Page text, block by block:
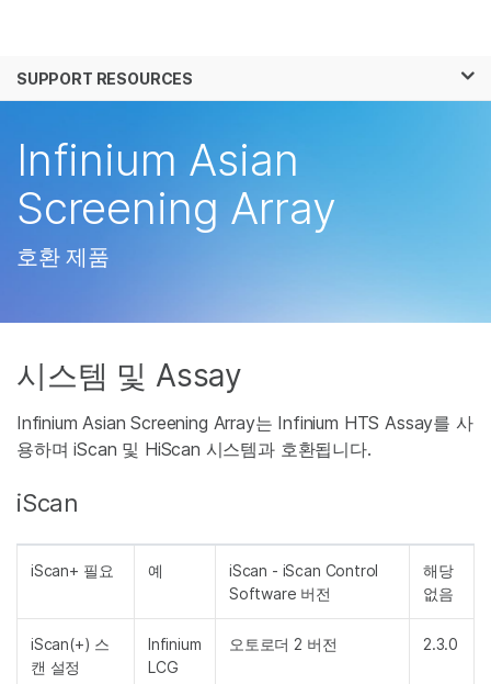
솔루션
회사
지원
SUPPORT RESOURCES
Infinium Asian
Screening Array
호환 제품
시스템 및 Assay
Infinium Asian Screening Array는 Infinium HTS Assay를 사
용하며 iScan 및 HiScan 시스템과 호환됩니다.
iScan
iScan+ 필요 예
iScan - iScan Control
Software 버전
해당
없음
iScan(+) 스
캔 설정
Infinium
LCG
오토로더 2 버전 2.3.0
보다 관련성이 높은 콘텐츠를 확인하실 수 있
습니다. 주요 관심 분야를 선택해 주세요:
암 연구
미생물학 연구
농업유전체학 연구
복합 질환 연구
생식 보건 연구
유전 및 희귀 질환 연
구